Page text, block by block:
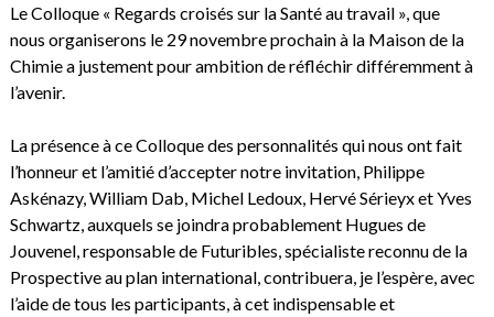
Le Colloque « Regards croisés sur la Santé au travail », que
nous organiserons le 29 novembre prochain à la Maison de la
Chimie a justement pour ambition de réfléchir différemment à
l’avenir.
La présence à ce Colloque des personnalités qui nous ont fait
l’honneur et l’amitié d’accepter notre invitation, Philippe
Askénazy, William Dab, Michel Ledoux, Hervé Sérieyx et Yves
Schwartz, auxquels se joindra probablement Hugues de
Jouvenel, responsable de Futuribles, spécialiste reconnu de la
Prospective au plan international, contribuera, je l’espère, avec
l’aide de tous les participants, à cet indispensable et